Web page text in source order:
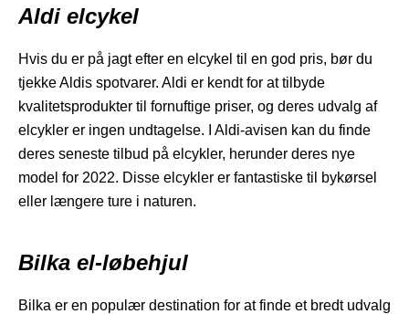
Aldi elcykel
Hvis du er på jagt efter en elcykel til en god pris, bør du
tjekke Aldis spotvarer. Aldi er kendt for at tilbyde
kvalitetsprodukter til fornuftige priser, og deres udvalg af
elcykler er ingen undtagelse. I Aldi-avisen kan du finde
deres seneste tilbud på elcykler, herunder deres nye
model for 2022. Disse elcykler er fantastiske til bykørsel
eller længere ture i naturen.
Bilka el-løbehjul
Bilka er en populær destination for at finde et bredt udvalg